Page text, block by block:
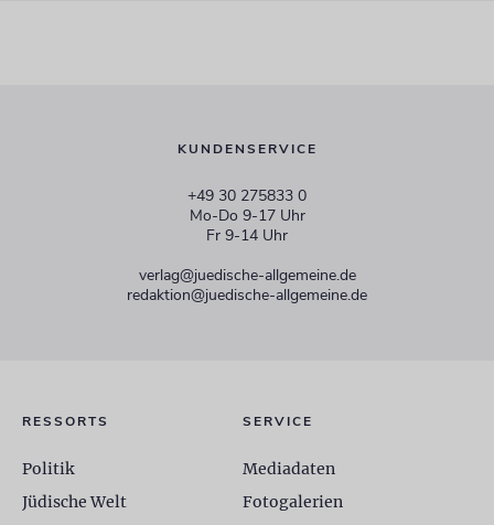
KUNDENSERVICE
+49 30 275833 0
Mo-Do 9-17 Uhr
Fr 9-14 Uhr
verlag@juedische-allgemeine.de
redaktion@juedische-allgemeine.de
RESSORTS
Politik
Jüdische Welt
SERVICE
Mediadaten
Fotogalerien